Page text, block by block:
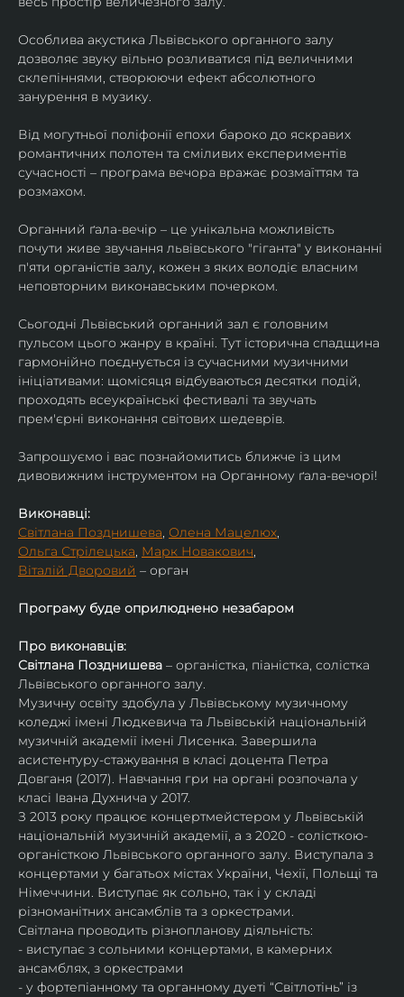
Особлива акустика Львівського органного залу
дозволяє звуку вільно розливатися під величними
склепіннями, створюючи ефект абсолютного
занурення в музику.
​Від могутньої поліфонії епохи бароко до яскравих
романтичних полотен та сміливих експериментів
сучасності – програма вечора вражає розмаїттям та
розмахом.
​Органний ґала-вечір – це унікальна можливість
почути живе звучання львівського "гіганта" у виконанні
п'яти органістів залу, кожен з яких володіє власним
неповторним виконавським почерком.
​Сьогодні Львівський органний зал є головним
пульсом цього жанру в країні. Тут історична спадщина
гармонійно поєднується із сучасними музичними
ініціативами: щомісяця відбуваються десятки подій,
проходять всеукраїнські фестивалі та звучать
прем'єрні виконання світових шедеврів.
​Запрошуємо і вас познайомитись ближче із цим
дивовижним інструментом на Органному ґала-вечорі!
Виконавці:
Світлана Позднишева, Олена Мацелюх,
Ольга Стрілецька, Марк Новакович,
Віталій Дворовий – орган
Програму буде оприлюднено незабаром
Про виконавців:
Світлана Позднишева – органістка, піаністка, солістка
Львівського органного залу.
Музичну освіту здобула у Львівському музичному
коледжі імені Людкевича та Львівській національній
музичній академії імені Лисенка. Завершила
асистентуру-стажування в класі доцента Петра
Довганя (2017). Навчання гри на органі розпочала у
класі Івана Духнича у 2017.
З 2013 року працює концертмейстером у Львівській
національній музичній академії, а з 2020 - солісткою-
органісткою Львівського органного залу. Виступала з
концертами у багатьох містах України, Чехії, Польщі та
Німеччини. Виступає як сольно, так і у складі
різноманітних ансамблів та з оркестрами.​
Світлана проводить різнопланову діяльність:
- виступає з сольними концертами, в камерних
ансамблях, з оркестрами
- у фортепіанному та органному дуеті “Світлотінь” із